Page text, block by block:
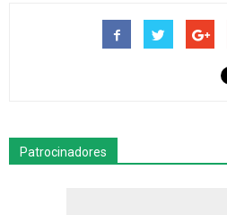
Patrocinadores